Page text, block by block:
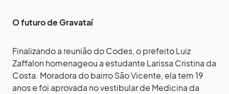
O futuro de Gravataí
Finalizando a reunião do Codes, o prefeito Luiz
Zaffalon homenageou a estudante Larissa Cristina da
Costa. Moradora do bairro São Vicente, ela tem 19
anos e foi aprovada no vestibular de Medicina da